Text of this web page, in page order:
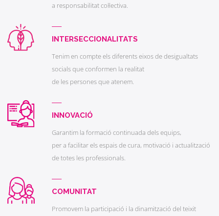
a responsabilitat col·lectiva.
INTERSECCIONALITATS
Tenim en compte els diferents eixos de desigualtats
socials que conformen la realitat
de les persones que atenem.
INNOVACIÓ
Garantim la formació continuada dels equips,
per a facilitar els espais de cura, motivació i actualització
de totes les professionals.
COMUNITAT
Promovem la participació i la dinamització del teixit